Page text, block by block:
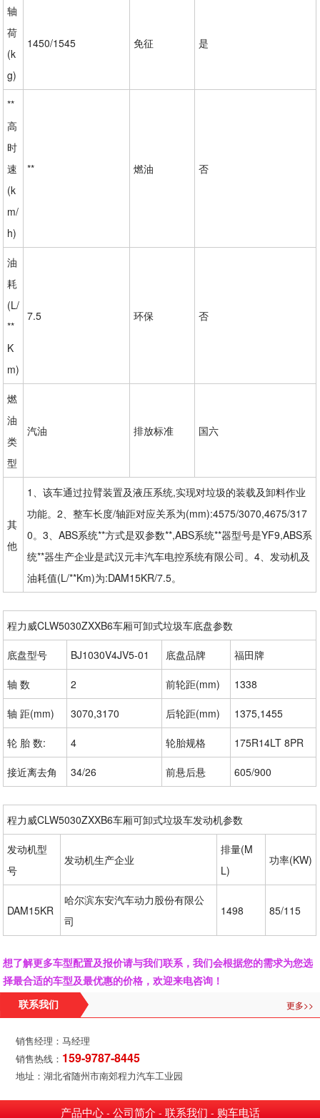
轴
荷
(k
g)
1450/1545 免征 是
**
高
时
速
(k
m/
h)
** 燃油 否
油
耗
(L/
**
K
m)
7.5 环保 否
燃
油
类
型
汽油 排放标准 国六
其
他
1、该车通过拉臂装置及液压系统,实现对垃圾的装载及卸料作业
功能。2、整车长度/轴距对应关系为(mm):4575/3070,4675/317
0。3、ABS系统**方式是双参数**,ABS系统**器型号是YF9,ABS系
统**器生产企业是武汉元丰汽车电控系统有限公司。4、发动机及
油耗值(L/**Km)为:DAM15KR/7.5。
程力威CLW5030ZXXB6车厢可卸式垃圾车底盘参数
底盘型号 BJ1030V4JV5-01 底盘品牌 福田牌
轴 数 2 前轮距(mm) 1338
轴 距(mm) 3070,3170 后轮距(mm) 1375,1455
轮 胎 数: 4 轮胎规格 175R14LT 8PR
接近离去角 34/26 前悬后悬 605/900
程力威CLW5030ZXXB6车厢可卸式垃圾车发动机参数
发动机型
号
发动机生产企业
排量(M
L)
功率(KW)
DAM15KR
哈尔滨东安汽车动力股份有限公
司
1498 85/115
想了解更多车型配置及报价请与我们联系，我们会根据您的需求为您选
择最合适的车型及最优惠的价格，欢迎来电咨询！
联系我们 更多>>
销售经理：马经理
销售热线： 159-9787-8445
地址：湖北省随州市南郊程力汽车工业园
产品中心- 公司简介 - 联系我们 - 购车电话